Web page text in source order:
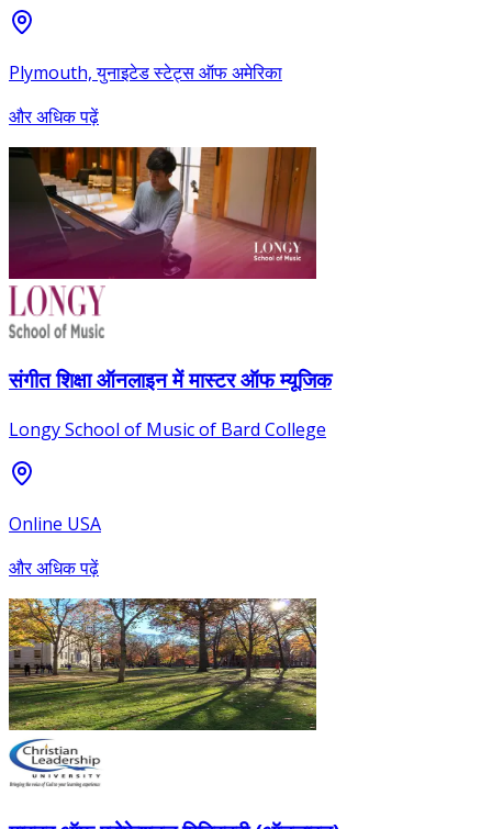
Plymouth, युनाइटेड स्टेट्स ऑफ अमेरिका
और अधिक पढ़ें
संगीत शिक्षा ऑनलाइन में मास्टर ऑफ म्यूजिक
Longy School of Music of Bard College
Online USA
और अधिक पढ़ें